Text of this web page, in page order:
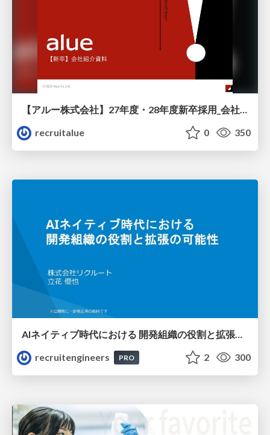
【アルー株式会社】27年度・28年度新卒採用_会社説明資料
recruitalue
0 350
recruitengineers
PRO 2 300